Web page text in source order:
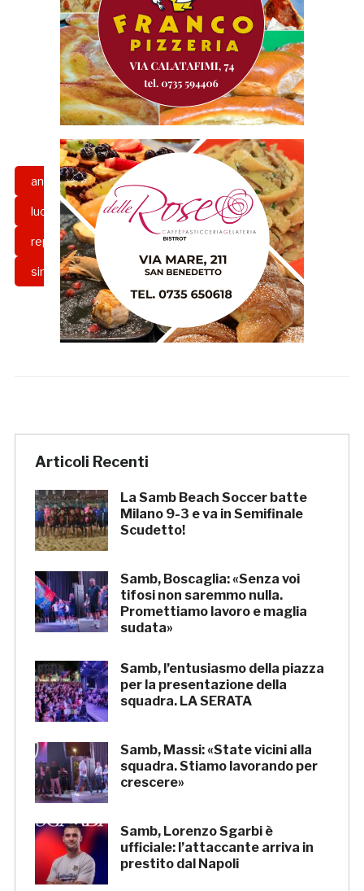
andrea zaffagnini davide di pasquale
luca cecchini mirko miceli
report allenamento riviera delle palme
simone brunetti
Articoli Recenti
La Samb Beach Soccer batte
Milano 9-3 e va in Semifinale
Scudetto!
Samb, Boscaglia: «Senza voi
tifosi non saremmo nulla.
Promettiamo lavoro e maglia
sudata»
Samb, l’entusiasmo della piazza
per la presentazione della
squadra. LA SERATA
Samb, Massi: «State vicini alla
squadra. Stiamo lavorando per
crescere»
Samb, Lorenzo Sgarbi è
ufficiale: l’attaccante arriva in
prestito dal Napoli